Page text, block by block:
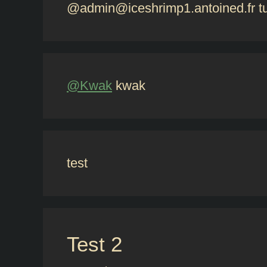
@admin@iceshrimp1.antoined.fr
@Kwak kwak
test
Test 2